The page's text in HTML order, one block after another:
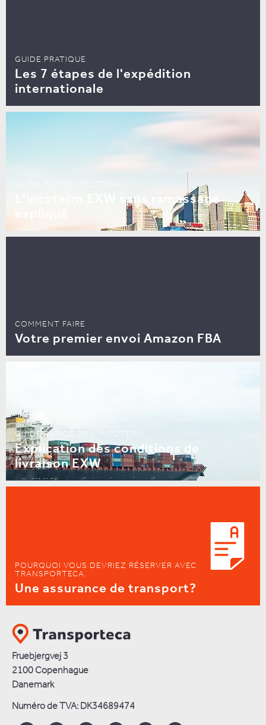
GUIDE PRATIQUE
Les 7 étapes de l'expédition
internationale
L'incoterm EXW sans ramassage
expliqué
COMMENT FAIRE
Votre premier envoi Amazon FBA
GUIDE RAPIDE DE L'INCOTERM
Explication des conditions de
livraison EXW
POURQUOI VOUS DEVRIEZ RÉSERVER AVEC
TRANSPORTECA.
Une assurance de transport?
Fruebjergvej 3
2100 Copenhague
Danemark
Numéro de TVA: DK34689474